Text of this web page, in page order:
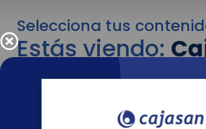
Selecciona tus
Estás viendo:
para empresas
Para cambiar al contenido de
adelante recuerda utilizar el